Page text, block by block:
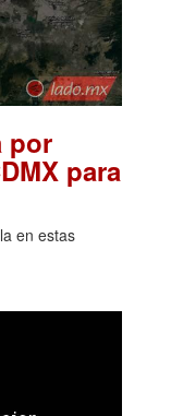
por
para
en estas